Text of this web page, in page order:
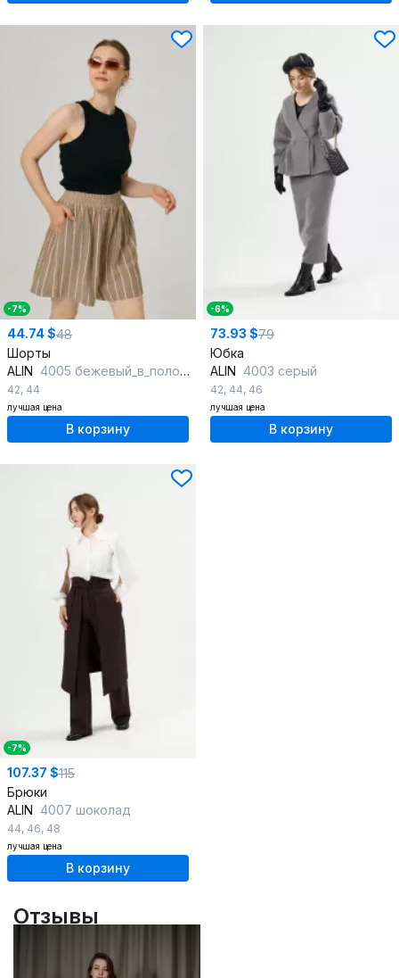
-7%
44.74 $48
Шорты
ALIN 4005 бежевый_в_полоску
42, 44
лучшая цена
В корзину
-6%
73.93 $79
Юбка
ALIN 4003 серый
42, 44, 46
лучшая цена
В корзину
-7%
107.37 $115
Брюки
ALIN 4007 шоколад
44, 46, 48
лучшая цена
В корзину
Отзывы